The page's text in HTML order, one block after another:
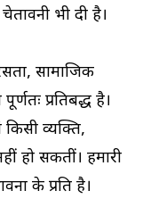
भी दी है।
सामाजिक
प्रतिबद्ध है।
किसी व्यक्ति,
हो सकतीं। हमारी
के प्रति है।